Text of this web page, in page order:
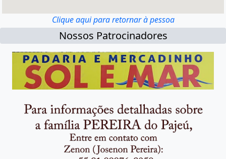
Clique aqui para retornar à pessoa
Nossos Patrocinadores